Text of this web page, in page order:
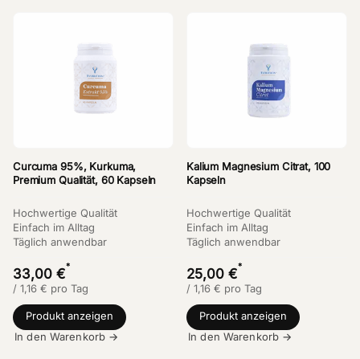
Curcuma 95%, Kurkuma,
Premium Qualität, 60 Kapseln
Hochwertige Qualität
Einfach im Alltag
Täglich anwendbar
33,00 €*
/ 1,16 € pro Tag
Produkt anzeigen
In den Warenkorb →
Kalium Magnesium Citrat, 100
Kapseln
Hochwertige Qualität
Einfach im Alltag
Täglich anwendbar
25,00 €*
/ 1,16 € pro Tag
Produkt anzeigen
In den Warenkorb →